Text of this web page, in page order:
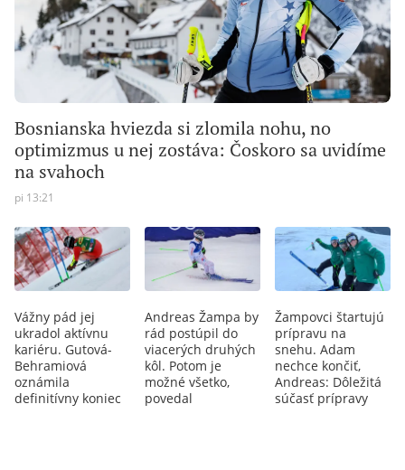
Bosnianska hviezda si zlomila nohu, no
optimizmus u nej zostáva: Čoskoro sa uvidíme
na svahoch
pi 13:21
Vážny pád jej
ukradol aktívnu
kariéru. Gutová-
Behramiová
oznámila
definitívny koniec
Andreas Žampa by
rád postúpil do
viacerých druhých
kôl. Potom je
možné všetko,
povedal
Žampovci štartujú
prípravu na
snehu. Adam
nechce končiť,
Andreas: Dôležitá
súčasť prípravy